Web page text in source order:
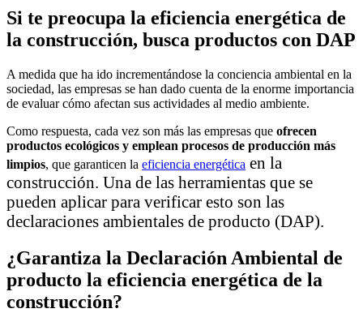
Si te preocupa la eficiencia energética de
la construcción, busca productos con DAP
A medida que ha ido incrementándose la conciencia ambiental en la
sociedad, las empresas se han dado cuenta de la enorme importancia
de evaluar cómo afectan sus actividades al medio ambiente.
Como respuesta, cada vez son más las empresas que ofrecen
productos ecológicos y emplean procesos de producción más
limpios, que garanticen la eficiencia energética en la
construcción. Una de las herramientas que se
pueden aplicar para verificar esto son las
declaraciones ambientales de producto (DAP).
¿Garantiza la Declaración Ambiental de
producto la eficiencia energética de la
construcción?